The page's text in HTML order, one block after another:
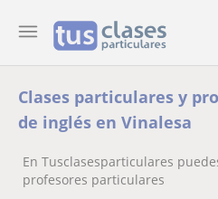
Clases particulares y
de inglés en Vinalesa
En Tusclasesparticulares
profesores particulares